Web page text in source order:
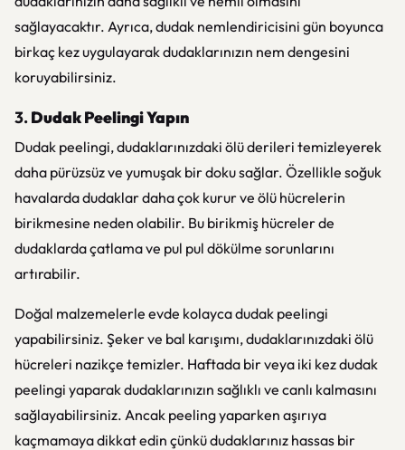
sağlayacaktır. Ayrıca, dudak nemlendiricisini gün boyunca
birkaç kez uygulayarak dudaklarınızın nem dengesini
koruyabilirsiniz.
3.Dudak Peelingi Yapın
Dudak peelingi, dudaklarınızdaki ölü derileri temizleyerek
daha pürüzsüz ve yumuşak bir doku sağlar. Özellikle soğuk
havalarda dudaklar daha çok kurur ve ölü hücrelerin
birikmesine neden olabilir. Bu birikmiş hücreler de
dudaklarda çatlama ve pul pul dökülme sorunlarını
artırabilir.
Doğal malzemelerle evde kolayca dudak peelingi
yapabilirsiniz. Şeker ve bal karışımı, dudaklarınızdaki ölü
hücreleri nazikçe temizler. Haftada bir veya iki kez dudak
peelingi yaparak dudaklarınızın sağlıklı ve canlı kalmasını
sağlayabilirsiniz. Ancak peeling yaparken aşırıya
kaçmamaya dikkat edin çünkü dudaklarınız hassas bir